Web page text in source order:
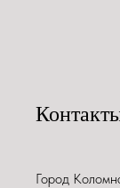
Город